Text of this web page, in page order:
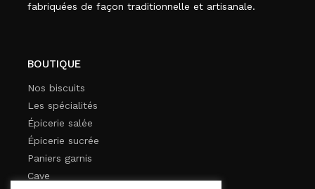
fabriquées de façon traditionnelle et artisanale.
BOUTIQUE
Nos biscuits
Les spécialités
Épicerie salée
Épicerie sucrée
Paniers garnis
Cave